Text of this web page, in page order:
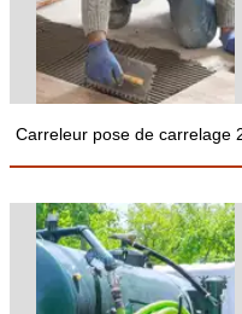
Carreleur pose de carrelage